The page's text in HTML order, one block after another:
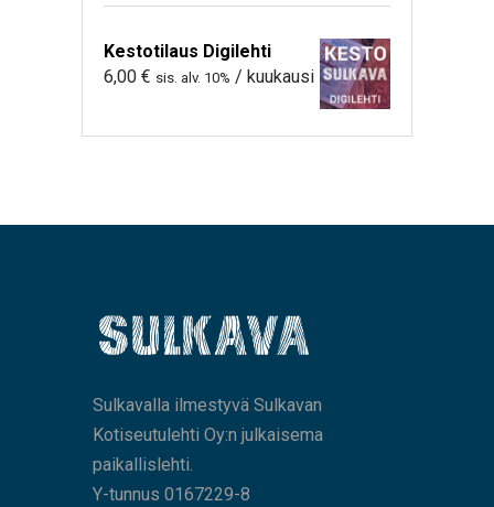
Kestotilaus Digilehti
6,00 € sis. alv. 10% / kuukausi
Sulkavalla ilmestyvä Sulkavan
Kotiseutulehti Oy:n julkaisema
paikallislehti.
Y-tunnus 0167229-8